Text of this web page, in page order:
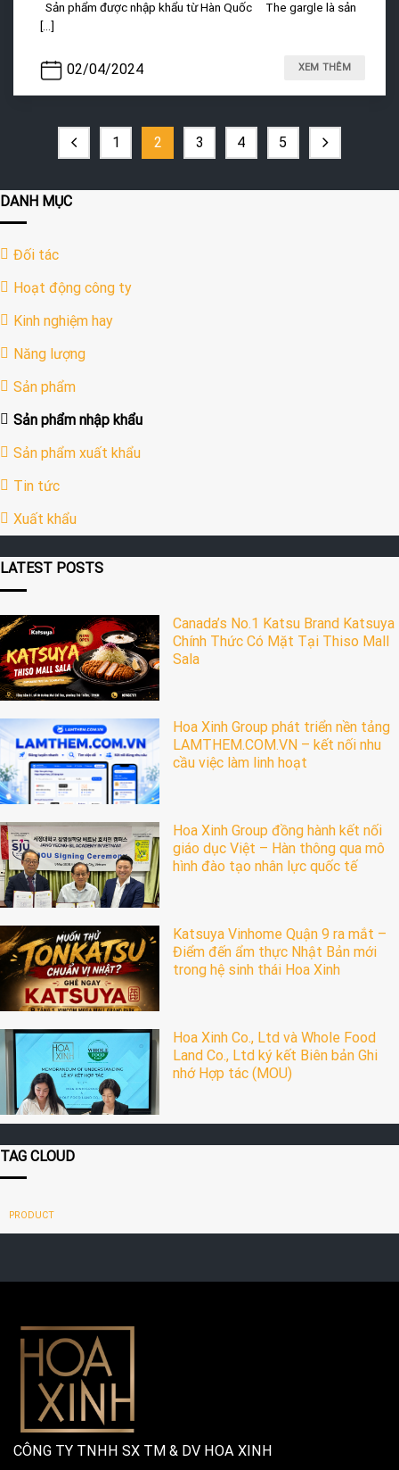
02/04/2024
Sản phẩm được nhập khẩu từ Hàn Quốc The gargle là sản
[...]
XEM THÊM
1 2 3 4 5
DANH MỤC
Đối tác
Hoạt động công ty
Kinh nghiệm hay
Năng lượng
Sản phẩm
Sản phẩm nhập khẩu
Sản phẩm xuất khẩu
Tin tức
Xuất khẩu
LATEST POSTS
Canada’s No.1 Katsu Brand Katsuya
Chính Thức Có Mặt Tại Thiso Mall
Sala
Hoa Xinh Group phát triển nền tảng
LAMTHEM.COM.VN – kết nối nhu
cầu việc làm linh hoạt
Hoa Xinh Group đồng hành kết nối
giáo dục Việt – Hàn thông qua mô
hình đào tạo nhân lực quốc tế
Katsuya Vinhome Quận 9 ra mắt –
Điểm đến ẩm thực Nhật Bản mới
trong hệ sinh thái Hoa Xinh
Hoa Xinh Co., Ltd và Whole Food
Land Co., Ltd ký kết Biên bản Ghi
nhớ Hợp tác (MOU)
TAG CLOUD
PRODUCT
CÔNG TY TNHH SX TM & DV HOA XINH